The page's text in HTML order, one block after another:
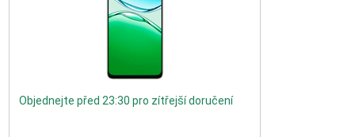
Objednejte před 23:30 pro zítřejší doručení